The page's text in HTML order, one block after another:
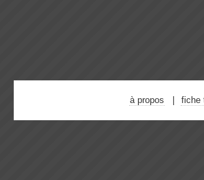
à propos fiche